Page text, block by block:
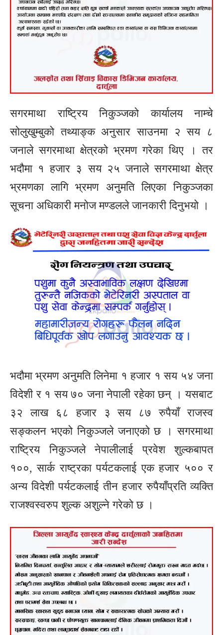
सगरमाथा राष्ट्रिय निकुञ्जको कार्यालय नाम्चे
सोलुखुम्बुको तथ्याङ्क अनुसार साउनमा २ सय ८
जनाले सगरमाथा क्षेत्रको भ्रमण गरेका थिए । तर
भदौमा १ हजार ३ सय २५ जनाले सगरमाथा क्षेत्र
भ्रमणका लागि भ्रमण अनुमति लिएका निकुञ्जका
सूचना अधिकारी मनोज मण्डलले जानकारी दिनुभयो ।
भदौमा भ्रमण अनुमति लिनेमा १ हजार १ सय ५४ जना
विदेशी र १ सय ७० जना नेपाली रहेका छन् । यसबाट
३२ लाख ६८ हजार ३ सय ८७ रुपैयाँ राजस्व
सङ्कलन भएको निकुञ्जले जनाएको छ । सगरमाथा
राष्ट्रिय निकुञ्जले नेपालीलाई प्रवेश शुल्कबापत
१००, सार्क राष्ट्रका पर्यटकलाई एक हजार ५०० र
अन्य विदेशी पर्यटकलाई तीन हजार रुपैयाँप्रति व्यक्ति
राजश्वस्वरुप शुल्क अशुल्ने गरेको छ ।